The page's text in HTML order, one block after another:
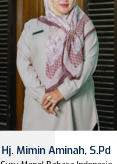
Hj. Mimin Aminah, S.Pd